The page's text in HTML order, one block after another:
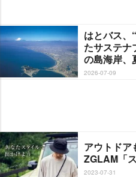
はとバス、
たサステ
の島海岸、
2026-07-09
アウトドア
ZGLAM「
2023-07-31